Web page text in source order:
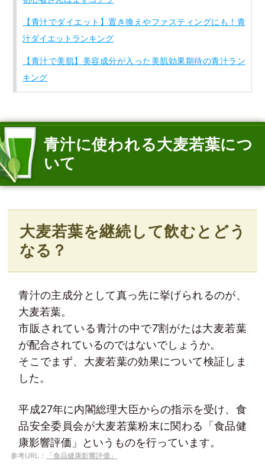
【青汁でダイエット】置き換えやファスティングにも！青
汁ダイエットランキング
【青汁で美肌】美容成分が入った美肌効果期待の青汁ラン
キング
青汁に使われる大麦若葉につ
いて
大麦若葉を継続して飲むとどう
なる？
青汁の主成分として真っ先に挙げられるのが、
大麦若葉。
市販されている青汁の中で7割がたは大麦若葉
が配合されているのではないでしょうか。
そこでまず、大麦若葉の効果について検証しま
した。
平成27年に内閣総理大臣からの指示を受け、食
品安全委員会が大麦若葉粉末に関わる「食品健
康影響評価」というものを行っています。
参考URL： 「食品健康影響評価」